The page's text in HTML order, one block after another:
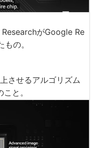
がGoogle Re
の。